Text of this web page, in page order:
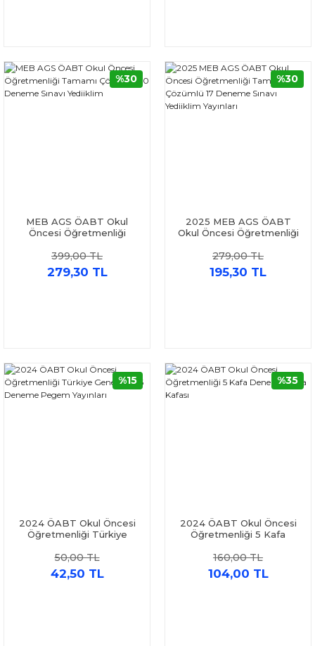
MEB AGS ÖABT Okul
Öncesi Öğretmenliği
Deneme Sınavı Yediiklim
399,00 TL
279,30 TL
%30
2025 MEB AGS ÖABT
Okul Öncesi Öğretmenliği
Deneme Sınavı Yediiklim
Yayınları
279,00 TL
195,30 TL
%30
2024 ÖABT Okul Öncesi
Öğretmenliği Türkiye
Pegem Yayınları
50,00 TL
42,50 TL
%15
2024 ÖABT Okul Öncesi
Öğretmenliği 5 Kafa
160,00 TL
104,00 TL
%35